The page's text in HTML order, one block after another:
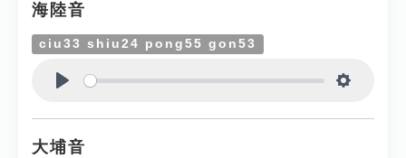
海陸音
ciu33 shiu24 pong55 gon53
大埔音